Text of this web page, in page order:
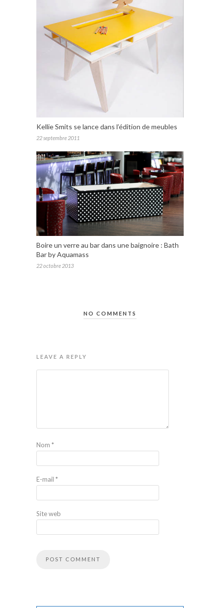
Kellie Smits se lance dans l’édition de meubles
22 septembre 2011
Boire un verre au bar dans une baignoire : Bath
Bar by Aquamass
22 octobre 2013
NO COMMENTS
LEAVE A REPLY
Nom *
E-mail *
Site web